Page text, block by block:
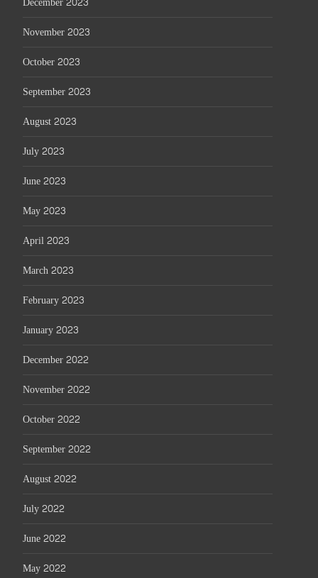
November 2023
October 2023
September 2023
August 2023
July 2023
June 2023
May 2023
April 2023
March 2023
February 2023
January 2023
December 2022
November 2022
October 2022
September 2022
August 2022
July 2022
June 2022
May 2022